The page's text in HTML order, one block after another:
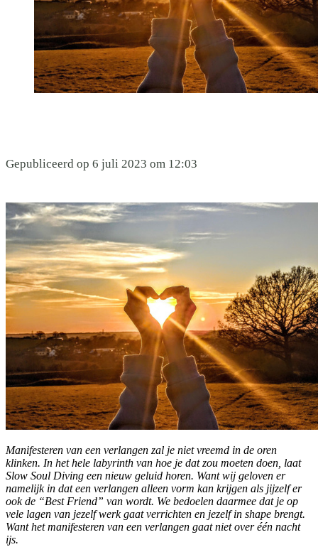
Gepubliceerd op 6 juli 2023 om 12:03
Manifesteren van een verlangen zal je niet vreemd in de oren
klinken. In het hele labyrinth van hoe je dat zou moeten doen, laat
Slow Soul Diving een nieuw geluid horen. Want wij geloven er
namelijk in dat een verlangen alleen vorm kan krijgen als jijzelf er
ook de “Best Friend” van wordt. We bedoelen daarmee dat je op
vele lagen van jezelf werk gaat verrichten en jezelf in shape brengt.
Want het manifesteren van een verlangen gaat niet over één nacht
ijs.